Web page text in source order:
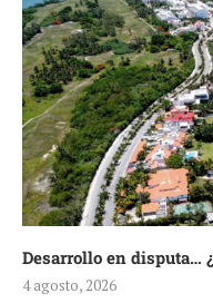
Desarrollo en disputa…
4 agosto, 2026